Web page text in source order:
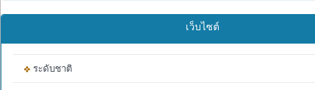
เว็บไซต์
ระดับชาติ